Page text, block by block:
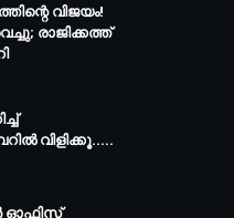
വിജയം!
രാജിക്കത്ത്
വിളിക്കൂ.....
ഓഫിസ്